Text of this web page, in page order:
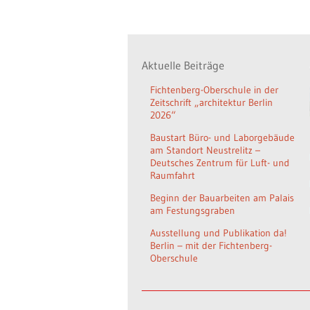
Aktuelle Beiträge
Fichtenberg-Oberschule in der
Zeitschrift „architektur Berlin
2026“
Baustart Büro- und Laborgebäude
am Standort Neustrelitz –
Deutsches Zentrum für Luft- und
Raumfahrt
Beginn der Bauarbeiten am Palais
am Festungsgraben
Ausstellung und Publikation da!
Berlin – mit der Fichtenberg-
Oberschule